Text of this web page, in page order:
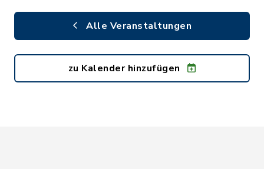
Alle Veranstaltungen
zu Kalender hinzufügen